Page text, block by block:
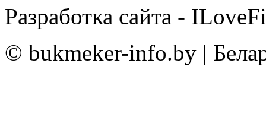
Разработка сайта -
© bukmeker-info.by |